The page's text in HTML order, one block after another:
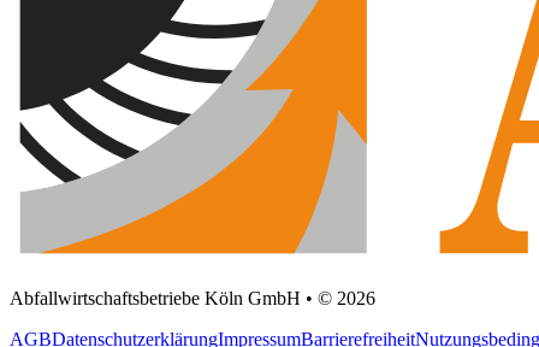
Abfallwirtschaftsbetriebe Köln GmbH • © 2026
AGBDatenschutzerklärungImpressumBarrierefreiheit